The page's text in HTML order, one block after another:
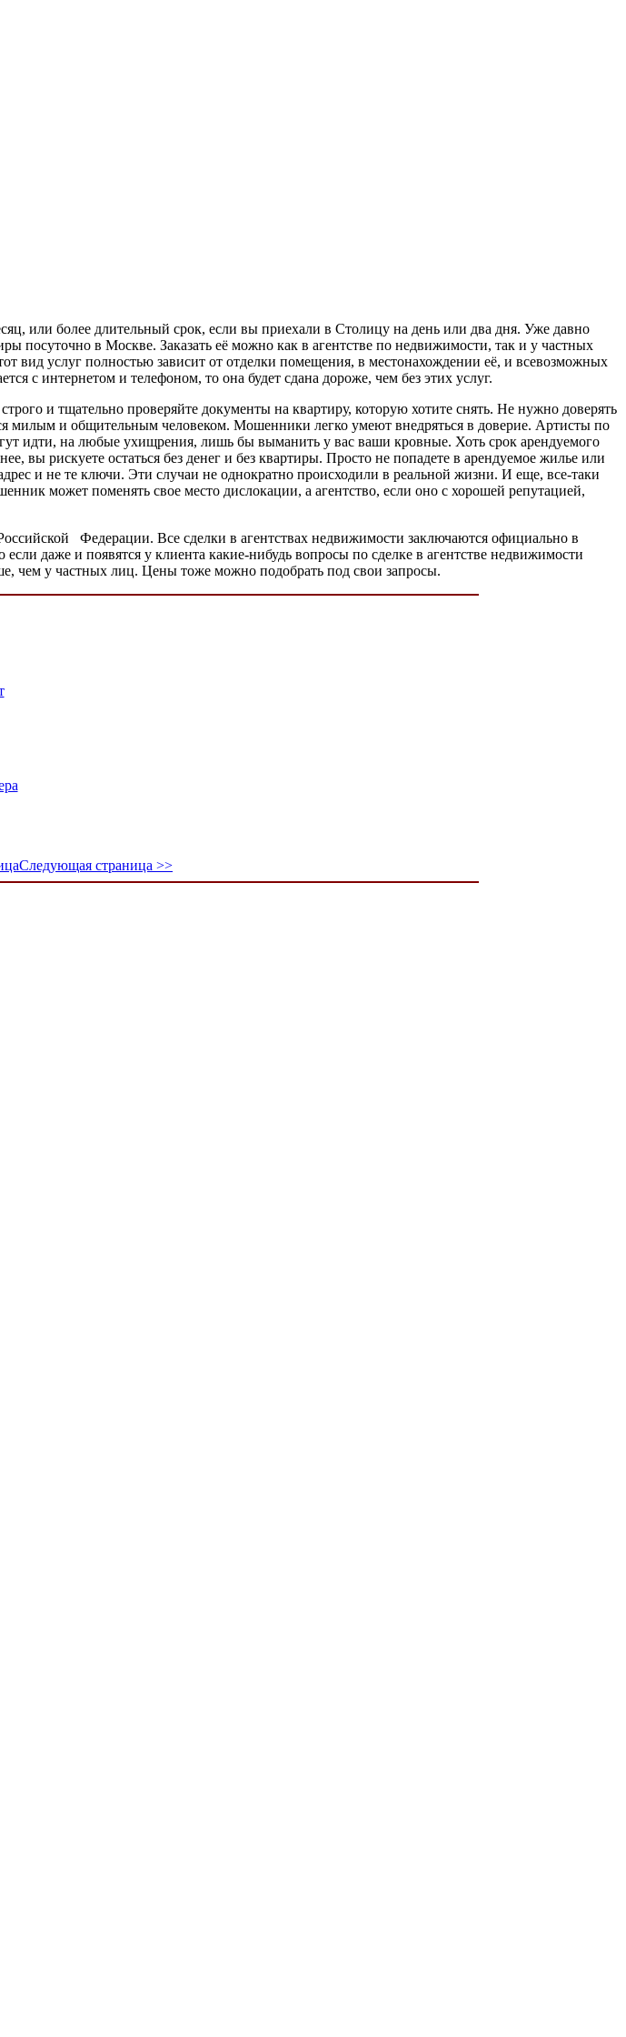
или более длительный срок, если вы приехали в Столицу на день или два дня. Уже давно
посуточно в Москве. Заказать её можно как в агентстве по недвижимости, так и у частных
вид услуг полностью зависит от отделки помещения, в местонахождении её, и всевозможных
с интернетом и телефоном, то она будет сдана дороже, чем без этих услуг.
и тщательно проверяйте документы на квартиру, которую хотите снять. Не нужно доверять
милым и общительным человеком. Мошенники легко умеют внедряться в доверие. Артисты по
идти, на любые ухищрения, лишь бы выманить у вас ваши кровные. Хоть срок арендуемого
вы рискуете остаться без денег и без квартиры. Просто не попадете в арендуемое жилье или
и не те ключи. Эти случаи не однократно происходили в реальной жизни. И еще, все-таки
может поменять свое место дислокации, а агентство, если оно с хорошей репутацией,
Федерации. Все сделки в агентствах недвижимости заключаются официально в
даже и появятся у клиента какие-нибудь вопросы по сделке в агентстве недвижимости
чем у частных лиц. Цены тоже можно подобрать под свои запросы.
Следующая страница >>